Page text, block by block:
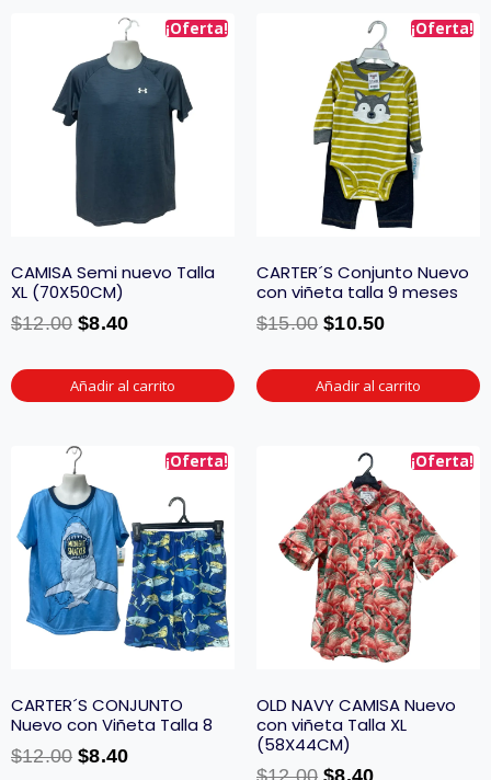
¡Oferta!
CAMISA Semi nuevo Talla
XL (70X50CM)
$12.00 $8.40
Añadir al carrito
¡Oferta!
CARTER´S Conjunto Nuevo
con viñeta talla 9 meses
$15.00 $10.50
Añadir al carrito
¡Oferta!
CARTER´S CONJUNTO
Nuevo con Viñeta Talla 8
$12.00 $8.40
¡Oferta!
OLD NAVY CAMISA Nuevo
con viñeta Talla XL
(58X44CM)
$12.00 $8.40